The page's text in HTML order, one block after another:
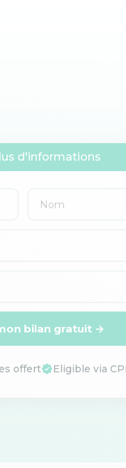
d'informations
bilan gratuit →
offert Eligible via